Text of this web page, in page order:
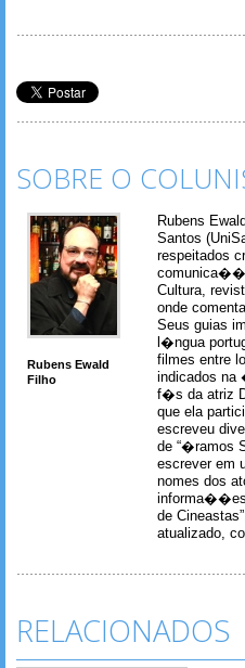
SOBRE O
Rubens Ewald
Filho
Rubens
Santos
respeitados
Cultura,
onde
Seus guias
l�ngua
filmes entre
indicados na
f�s da atriz
que ela
escreveu
de “�ramos
escrever em
nomes dos
de
atualizado,
RELACIONADOS